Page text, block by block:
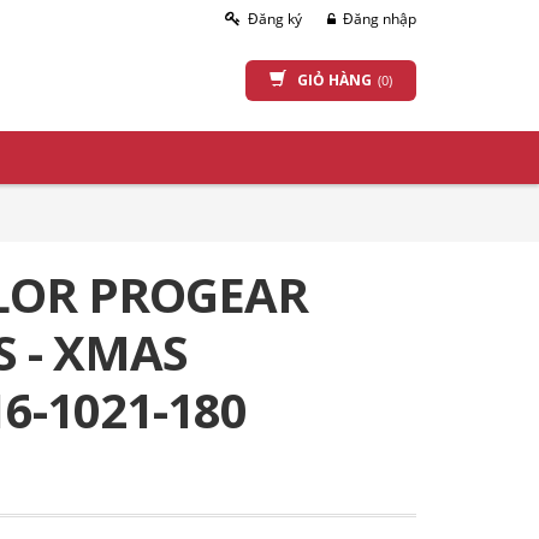
Đăng ký Đăng nhập
GIỎ HÀNG (0)
PROGEAR
- XMAS
1021-180